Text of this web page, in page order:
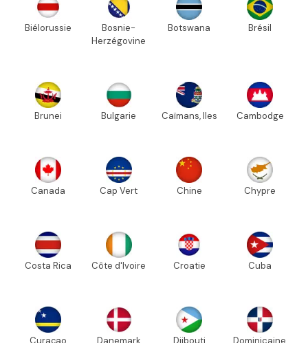
Biélorussie
Bosnie-
Herzégovine
Botswana Brésil
Brunei Bulgarie Caïmans, Iles Cambodge
Canada Cap Vert Chine Chypre
Costa Rica Côte d'Ivoire Croatie Cuba